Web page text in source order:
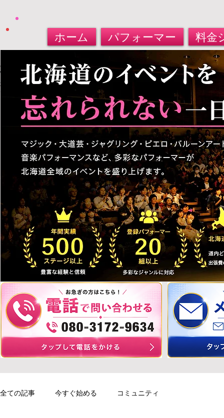
ホーム パフォーマー 料金
北海道パフォーマー​派遣サービス
大道芸人・マジシャン・バルーンアート
全ての記事 今すぐ始める コミュニティ